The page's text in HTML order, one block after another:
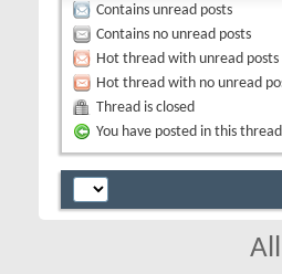
Contains unread posts
Contains no unread posts
Hot thread with unread posts
Hot thread with no unread
Thread is closed
You have posted in this thread